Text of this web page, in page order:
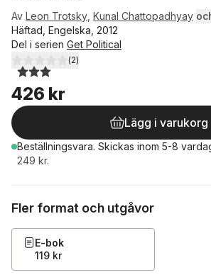
Av Leon Trotsky Kunal Chattopadhyay
Häftad, Engelska, 2012
Del i serien Get Political
3,0utav 5 stjärnor. Totalt antal röster:
(2)
426 kr
Lägg i varukorg
Beställningsvara. Skickas inom 5-8
249 kr.
Fler format och utgåvor
E-bok
119 kr